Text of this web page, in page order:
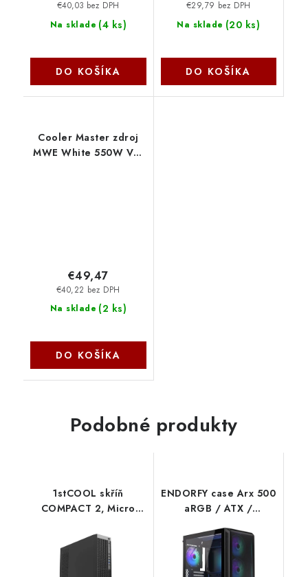
Na sklade (4 ks)
€40,03 bez DPH
DO KOŠÍKA
Na sklade (20 ks)
€29,79 bez DPH
DO KOŠÍKA
Cooler Master zdroj
MWE White 550W V2,
Na sklade (2 ks)
€40,22 bez DPH
€49,47
DO KOŠÍKA
Podobné produkty
1stCOOL skříň
COMPACT 2, Micro
60mm Fan, černá MC-
C2-AU-USB3 1stCool
ENDORFY case Arx 500
aRGB / ATX /
2xUSB/ USB-C /
tempered glass, black
EY2A011